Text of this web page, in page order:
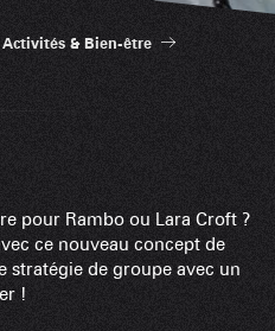
Activités & Bien-être
pour Rambo ou Lara Croft ?
ce nouveau concept de
stratégie de groupe avec un
!